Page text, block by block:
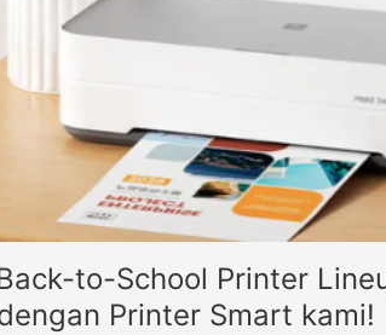
to-School Printer
Printer Smart kami!